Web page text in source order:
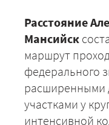
Расстояние
Мансийск
маршрут
федерального
расширенными
участками у
интенсивной